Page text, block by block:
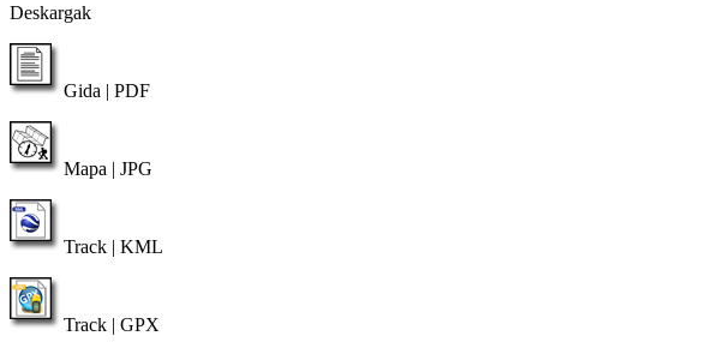
Deskargak
Gida | PDF
Mapa | JPG
Track | KML
Track | GPX